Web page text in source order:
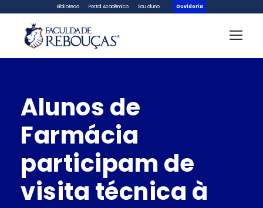
Biblioteca Portal Acadêmico Sou aluno Ouvidoria
Alunos de
Farmácia
participam de
visita técnica à